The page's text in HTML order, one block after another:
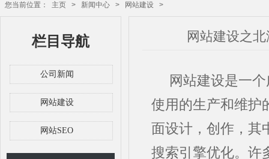
您当前位置： 主页 > 新闻中心 > 网站建设 >
栏目导航
公司新闻
网站建设
网站SEO
网站建设之
网站建设是一个
使用的生产和维护
面设计，创作，其
搜索引擎优化。许